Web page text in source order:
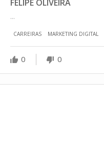
FELIPE OLIVEIRA
...
CARREIRAS MARKETING DIGITAL
0 0